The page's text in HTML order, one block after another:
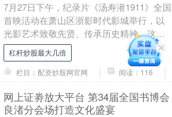
7月27日下午，纪录片《汤寿潜1911》全国
首映活动在萧山区浙影时代影城举行，以
光影艺术致敬先贤、传承历史精神。这也
是浙江首部AIGC剧情式纪录片。 汤寿潜原
名....
杠杆炒股最大几倍
栏目：配资炒股网官网
阅读：116
网上证劵放大平台 第34届全国书博会
良渚分会场打造文化盛宴